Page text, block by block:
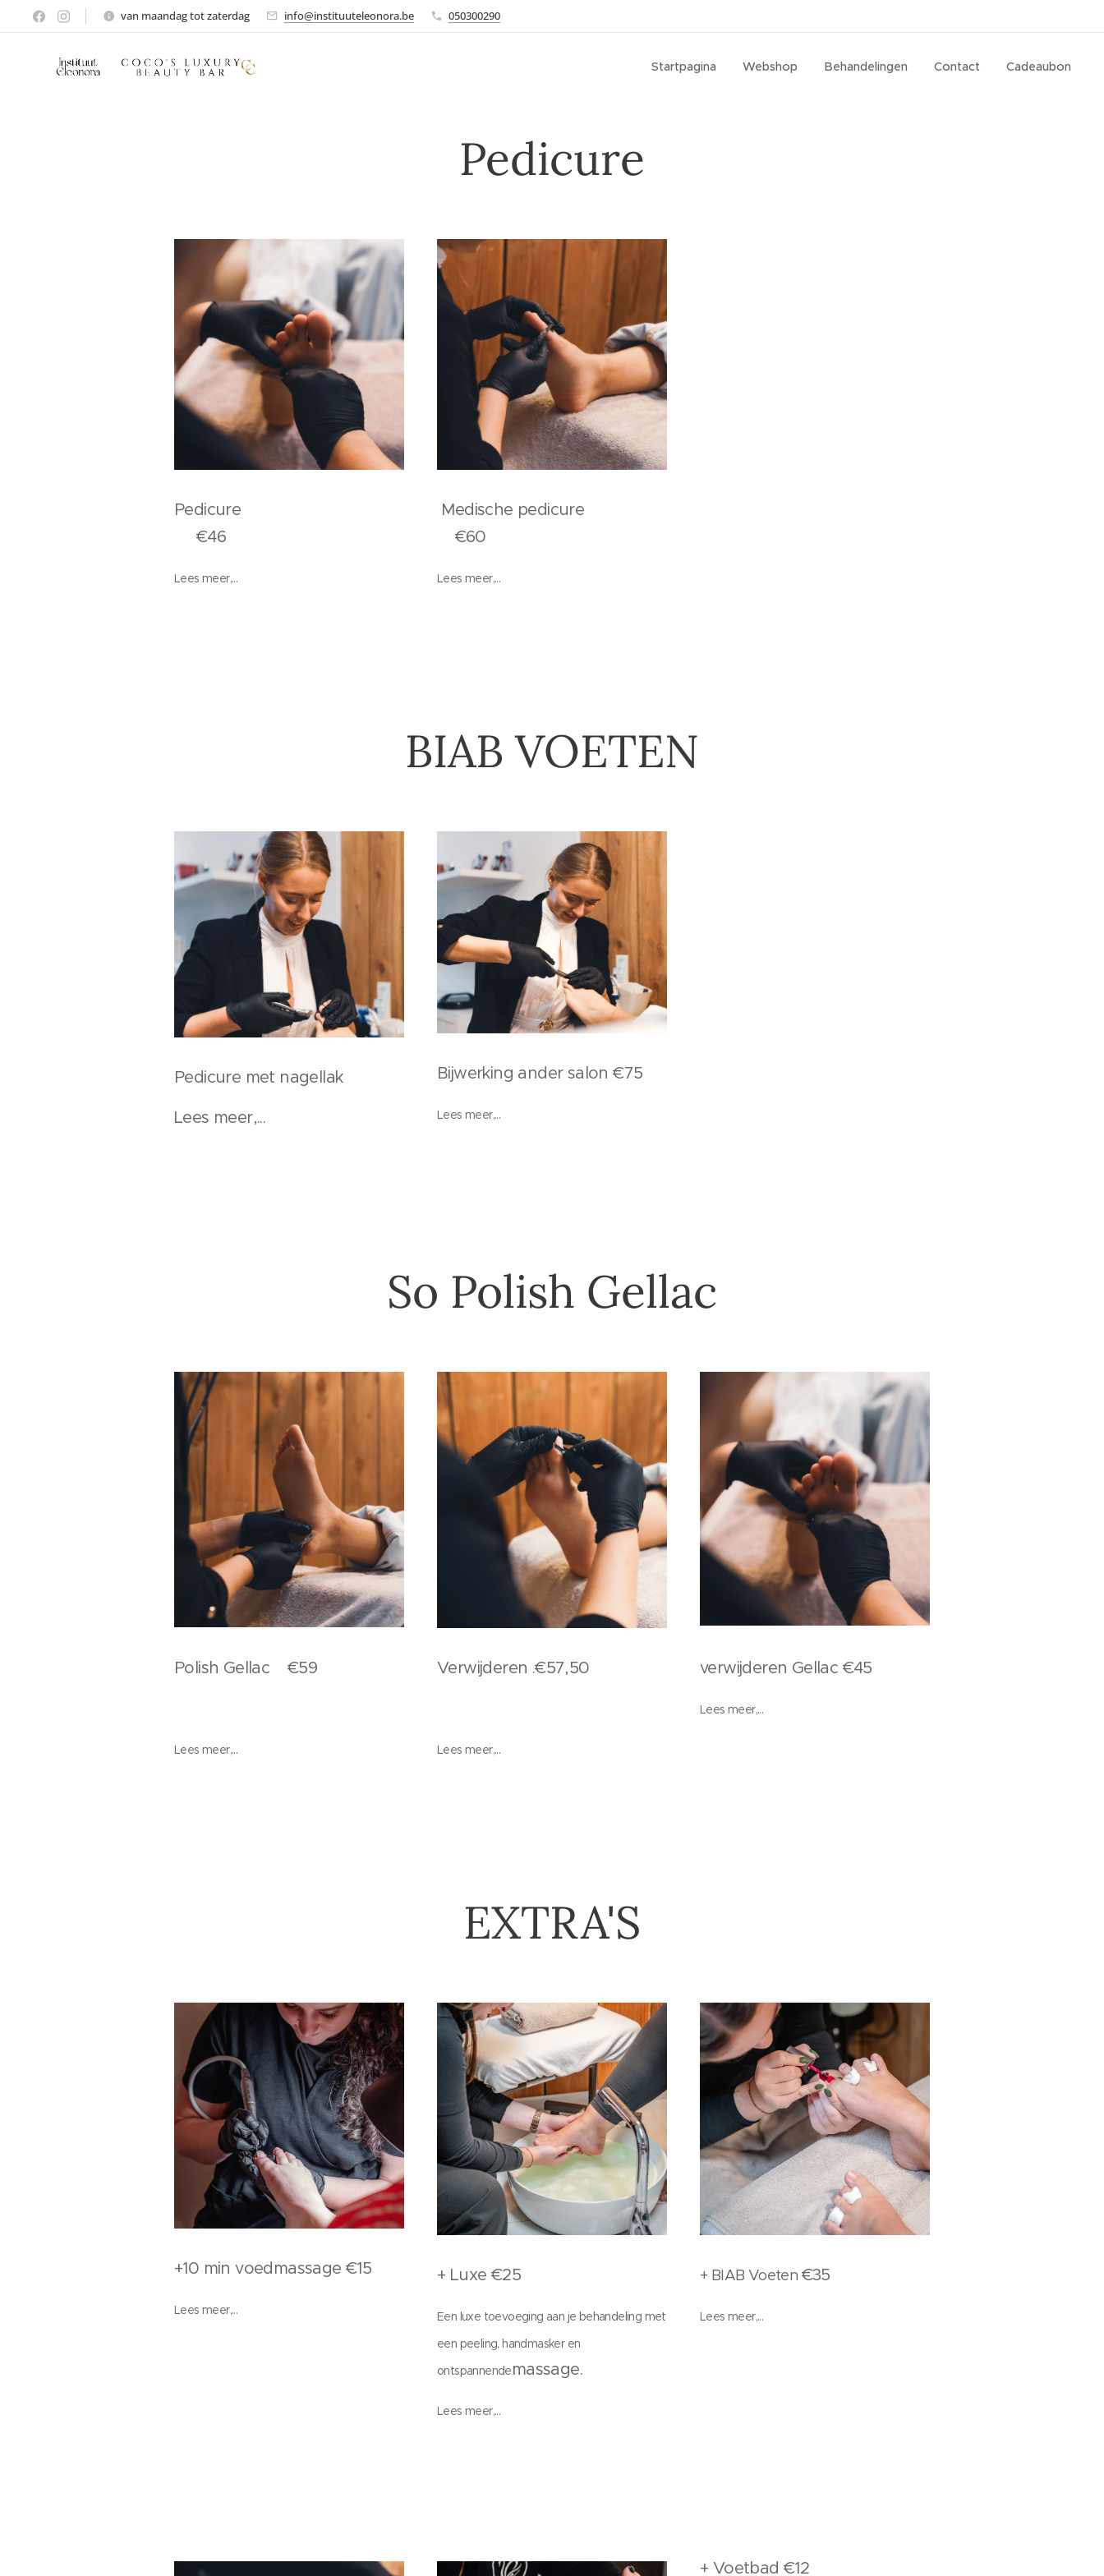
van maandag tot zaterdag info@instituuteleonora.be 050300290
Startpagina Webshop Behandelingen Contact Cadeaubon
Pedicure
Pedicure
€46
Lees meer,...
Medische pedicure
€60
Lees meer,...
BIAB VOETEN
Pedicure met nagellak
Lees meer,...
Bijwerking ander salon €75
Lees meer,...
So Polish Gellac
Polish Gellac €59
Lees meer,...
Verwijderen .€57,50
Lees meer,...
verwijderen Gellac €45
Lees meer,...
EXTRA'S
+10 min voedmassage €15
Lees meer,...
+ Luxe €25
Een luxe toevoeging aan je behandeling met
een peeling, handmasker en
ontspannendemassage.
Lees meer,...
+ BIAB Voeten €35
Lees meer,...
+ Voetbad €12